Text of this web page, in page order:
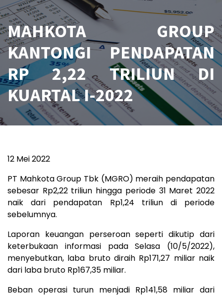
MAHKOTA GROUP
KANTONGI PENDAPATAN
RP 2,22 TRILIUN DI
KUARTAL I-2022
12 Mei 2022
PT Mahkota Group Tbk (MGRO) meraih pendapatan
sebesar Rp2,22 triliun hingga periode 31 Maret 2022
naik dari pendapatan Rp1,24 triliun di periode
sebelumnya.
Laporan keuangan perseroan seperti dikutip dari
keterbukaan informasi pada Selasa (10/5/2022),
menyebutkan, laba bruto diraih Rp171,27 miliar naik
dari laba bruto Rp167,35 miliar.
Beban operasi turun menjadi Rp141,58 miliar dari